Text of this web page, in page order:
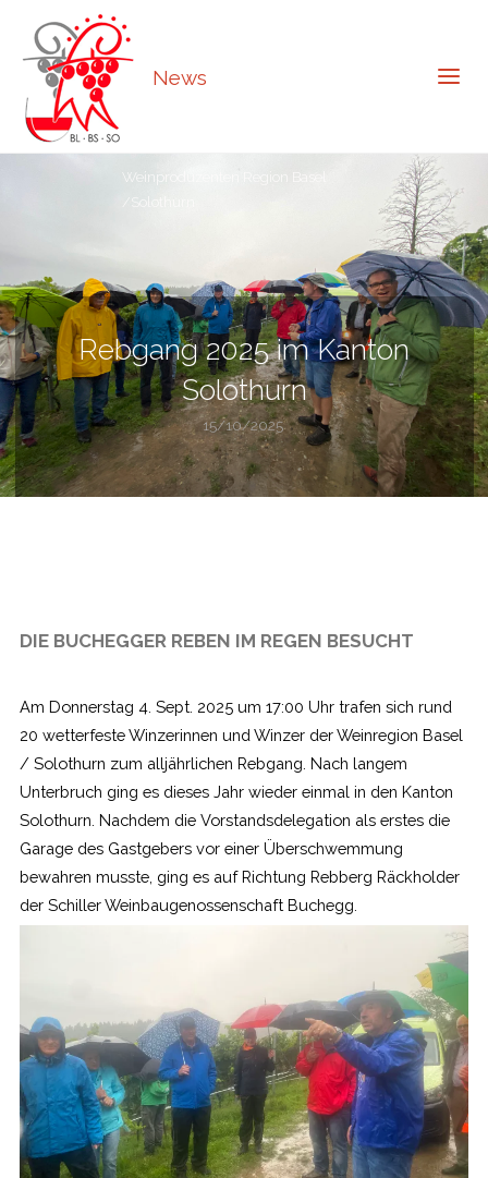
News
Weinproduzenten Region Basel
/Solothurn
Rebgang 2025 im Kanton
Solothurn
15/10/2025
DIE BUCHEGGER REBEN IM REGEN BESUCHT
Am Donnerstag 4. Sept. 2025 um 17:00 Uhr trafen sich rund
20 wetterfeste Winzerinnen und Winzer der Weinregion Basel
/ Solothurn zum alljährlichen Rebgang. Nach langem
Unterbruch ging es dieses Jahr wieder einmal in den Kanton
Solothurn. Nachdem die Vorstandsdelegation als erstes die
Garage des Gastgebers vor einer Überschwemmung
bewahren musste, ging es auf Richtung Rebberg Räckholder
der Schiller Weinbaugenossenschaft Buchegg.